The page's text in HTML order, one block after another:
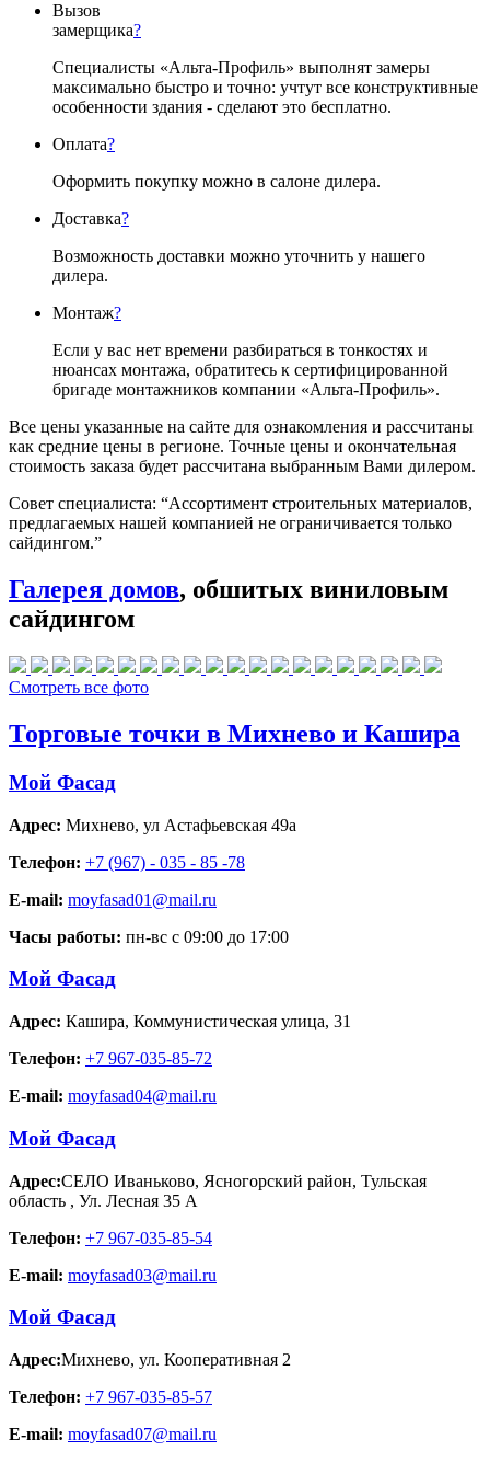
Вызов
замерщика?
Специалисты «Альта-Профиль» выполнят замеры
максимально быстро и точно: учтут все конструктивные
особенности здания - сделают это бесплатно.
Оплата?
Оформить покупку можно в салоне дилера.
Доставка?
Возможность доставки можно уточнить у нашего
дилера.
Монтаж?
Если у вас нет времени разбираться в тонкостях и
нюансах монтажа, обратитесь к сертифицированной
бригаде монтажников компании «Альта-Профиль».
Все цены указанные на сайте для ознакомления и рассчитаны
как средние цены в регионе. Точные цены и окончательная
стоимость заказа будет рассчитана выбранным Вами дилером.
Совет специалиста: “Ассортимент строительных материалов,
предлагаемых нашей компанией не ограничивается только
сайдингом.”
Галерея домов, обшитых виниловым
сайдингом
Смотреть все фото
Торговые точки в Михнево и Кашира
Мой Фасад
Адрес: Михнево, ул Астафьевская 49а
Телефон: +7 (967) - 035 - 85 -78
E-mail: moyfasad01@mail.ru
Часы работы: пн-вс с 09:00 до 17:00
Мой Фасад
Адрес: Кашира, Коммунистическая улица, 31
Телефон: +7 967-035-85-72
E-mail: moyfasad04@mail.ru
Мой Фасад
Адрес:СЕЛО Иваньково, Ясногорский район, Тульская
область , Ул. Лесная 35 А
Телефон: +7 967-035-85-54
E-mail: moyfasad03@mail.ru
Мой Фасад
Адрес:Михнево, ул. Кооперативная 2
Телефон: +7 967-035-85-57
E-mail: moyfasad07@mail.ru